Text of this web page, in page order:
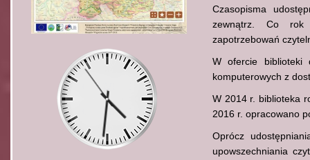
Czasopisma
zewnątrz. Co rok
zapotrzebowań
W ofercie biblioteki
komputerowych z
W 2014 r. biblioteka
2016 r. opracowano
Oprócz
upowszechniania